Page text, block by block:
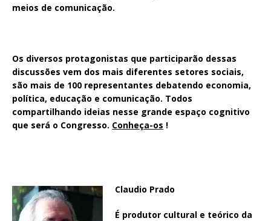
meios de comunicação.
Os diversos protagonistas que participarão dessas
discussões vem dos mais diferentes setores sociais,
são mais de 100 representantes debatendo economia,
política, educação e comunicação. Todos
compartilhando ideias nesse grande espaço cognitivo
que será o Congresso. Conheça-os !
Claudio Prado
É produtor cultural e teórico da